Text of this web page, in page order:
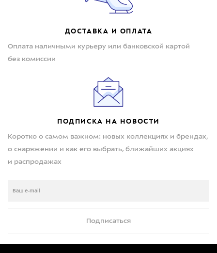
ДОСТАВКА И ОПЛАТА
Оплата наличными курьеру или банковской картой
без комиссии
ПОДПИСКА НА НОВОСТИ
Коротко о самом важном: новых коллекциях и брендах,
о снаряжении и как его выбрать, ближайших акциях
и распродажах
Подписаться